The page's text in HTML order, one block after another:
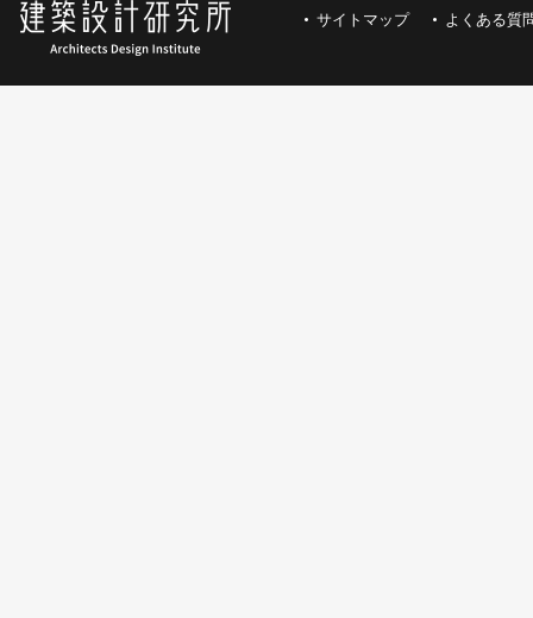
サイトマップ よくある質